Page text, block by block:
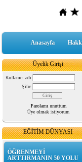
Anasayfa
Üyelik Girişi
Kullanıcı adı
Şifre
Parolamı unuttum
Üye olmak istiyorum
EĞİTİM DÜNYASI
ÖĞRENMEYİ
ARTTIRMANIN 50 YOLU